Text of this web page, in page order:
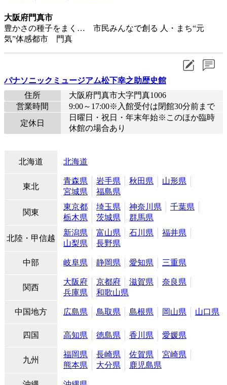
大阪府門真市
豊かさの種子をまく… 市民みんなで創る 人・まち“元
気”体感都市 門真
パナソニックミュージアム松下幸之助歴史館
住所
大阪府門真市大字門真1006
営業時間
9:00～17:00※入館受付は閉館30分前まで
定休日
日曜日・祝日・年末年始※このほか臨時
休館の場合あり
北海道 北海道
東北
青森県 岩手県 秋田県
山形県
宮城県
福島県
関東
東京都 埼玉県 神奈川県
千葉県
栃木県
茨城県 群馬県
北陸・甲信越
新潟県 富山県 石川県
福井県
山梨県
長野県
中部 岐阜県 静岡県 愛知県 三重県
関西
大阪府 京都府 滋賀県
奈良県
兵庫県
和歌山県
中国地方 広島県 鳥取県 島根県 岡山県 山口県
四国 高知県 徳島県 香川県 愛媛県
九州
福岡県 長崎県 佐賀県
宮崎県
熊本県
大分県 鹿児島県